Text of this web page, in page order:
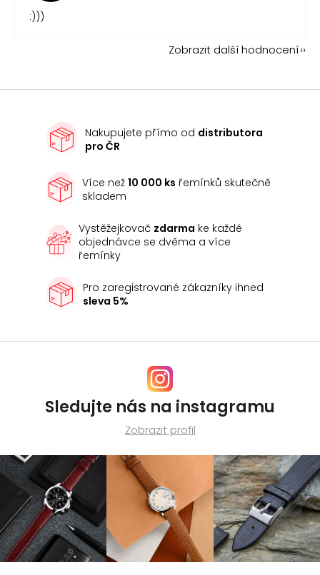
:)))
Zobrazit další hodnocení
Nakupujete přímo od distributora
pro ČR
Více než10 000 ks řemínků skutečně
skladem
Vystěžejkovač zdarma ke každé
objednávce se dvěma a více
řemínky
Pro zaregistrované zákazníky ihned
sleva 5%
Sledujte nás na instagramu
Zobrazit profil